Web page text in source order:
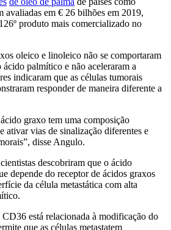
avaliadas em € 26 bilhões em 2019,
produto mais comercializado no
oleico e linoleico não se comportaram
ácido palmítico e não aceleraram a
indicaram que as células tumorais
responder de maneira diferente a
graxo tem uma composição
ativar vias de sinalização diferentes e
disse Angulo.
descobriram que o ácido
depende do receptor de ácidos graxos
da célula metastática com alta
está relacionada à modificação do
que as células metastatem